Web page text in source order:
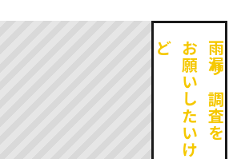
雨漏り調査を
お
願
い
し
た
い
け
ど